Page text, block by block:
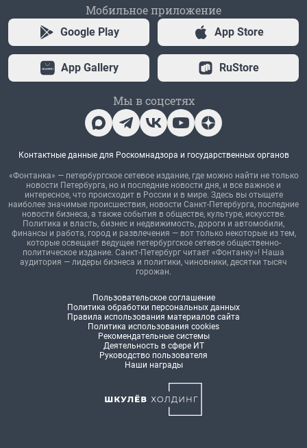
Мобильное приложение
Google Play App Store
App Gallery RuStore
Мы в соцсетях
Контактные данные для Роскомнадзора и государственных органов
«Фонтанка» — петербургское сетевое издание, где можно найти не только
новости Петербурга, но и последние новости дня, и все важное и
интересное, что происходит в России и в мире. Здесь вы отыщете
наиболее значимые происшествия, новости Санкт-Петербурга, последние
новости бизнеса, а также события в обществе, культуре, искусстве.
Политика и власть, бизнес и недвижимость, дороги и автомобили,
финансы и работа, город и развлечения — вот только некоторые из тем,
которые освещает ведущее петербургское сетевое общественно-
политическое издание. Санкт-Петербург читает «Фонтанку»! Наша
аудитория — лидеры бизнеса и политики, чиновники, десятки тысяч
горожан.
Пользовательское соглашение
Политика обработки персональных данных
Правила использования материалов сайта
Политика использования cookies
Рекомендательные системы
Деятельность в сфере ИТ
Руководство пользователя
Наши награды